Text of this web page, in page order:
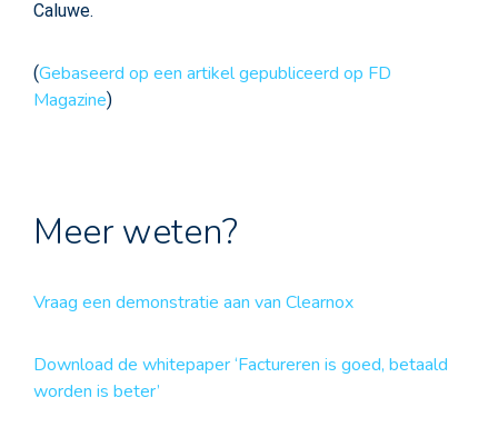
Caluwe.
(Gebaseerd op een artikel gepubliceerd op FD
Magazine)
Meer weten?
Vraag een demonstratie aan van Clearnox
Download de whitepaper ‘Factureren is goed, betaald
worden is beter’